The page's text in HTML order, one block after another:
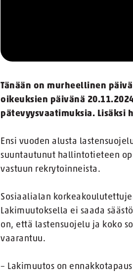
Tänään on murheellinen
oikeuksien päivänä
pätevyysvaatimuksia.
Ensi vuoden alusta
suuntautunut hallintotieteen
vastuun rekrytoinneista.
Sosiaalialan
Lakimuutoksella ei saada
on, että lastensuojelu ja koko
vaarantuu.
– Lakimuutos on